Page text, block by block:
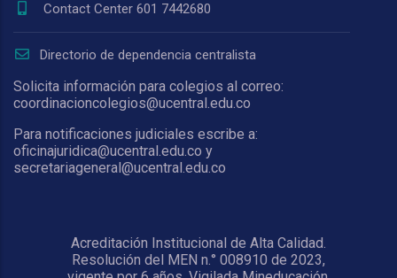
Contact Center 601 7442680
Directorio de dependencia centralista
Solicita información para colegios al correo:
coordinacioncolegios@ucentral.edu.co
Para notificaciones judiciales escribe a:
oficinajuridica@ucentral.edu.co y
secretariageneral@ucentral.edu.co
Acreditación Institucional de Alta Calidad.
Resolución del MEN n.° 008910 de 2023,